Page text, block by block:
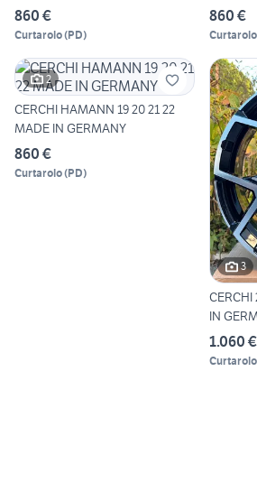
860 €
Curtarolo(PD)
860 €
Curtarolo
2
CERCHI HAMANN 19 20 21 22
MADE IN GERMANY
860 €
Curtarolo(PD)
3
CERCHI
IN
1.060 €
Curtarolo